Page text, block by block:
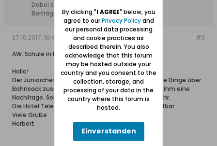
Dabei seit:
Beiträge:
1009
#3
27.10.2017, 16:47
AW: Schule in Bohnsack
Hallo!
Der Juniorchef des Hotel Bartan, Herr Gast, hat viele Dinge über
Bohnsack zusammen getragen. Evtl.lohnt sich bei ihm eine
Nachfrage. Seine E-Mail Adresse habe ich nicht mehr.
Die Hotel Telefonnummer ist aber im Internet greifbar.
Viele Grüße
Herbert
By clicking "I AGREE" below, you
agree to ourPrivacy Policyand
our personal data processing
and cookie practices as
described therein. You also
acknowledge that this forum
may be hosted outside your
country and you consent to the
collection, storage, and
processing of your data in the
country where this forum is
hosted.
Einverstanden